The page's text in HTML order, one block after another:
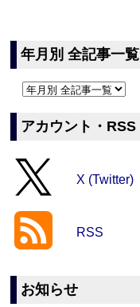
年月別 全記事一覧
アカウント・RSS
X (Twitter)
RSS
お知らせ